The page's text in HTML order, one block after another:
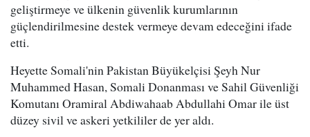
geliştirmeye ve ülkenin güvenlik kurumlarının
güçlendirilmesine destek vermeye devam edeceğini ifade
etti.
Heyette Somali'nin Pakistan Büyükelçisi Şeyh Nur
Muhammed Hasan, Somali Donanması ve Sahil Güvenliği
Komutanı Oramiral Abdiwahaab Abdullahi Omar ile üst
düzey sivil ve askeri yetkililer de yer aldı.